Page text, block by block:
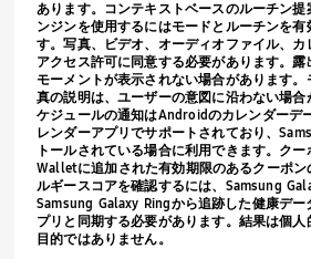
あります。コンテキストベースのルーチン
ンジンを使用するにはモードとルーチンを有
す。写真、ビデオ、オーディオファイル、
アクセス許可に同意する必要があります。露
モーメントが表示されない場合があります
真の説明は、ユーザーの意図に沿わない場合
ケジュールの通知はAndroidのカレンダーデ
レンダーアプリでサポートされており、
トールされている場合に利用できます。クー
Walletに追加された有効期限のあるクーポ
ルギースコアを確認するには、 Samsung
Samsung Galaxy Ringから追跡した健康デー
プリと同期する必要があります。結果は個
目的ではありません。